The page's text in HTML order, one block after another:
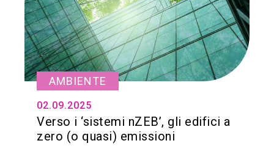
AMBIENTE
02.09.2025
Verso i ‘sistemi nZEB’, gli edifici a
zero (o quasi) emissioni